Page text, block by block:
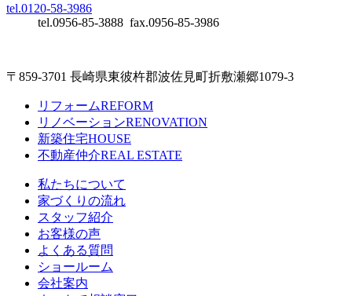
tel.0120-58-3986
tel.0956-85-3888 fax.0956-85-3986
〒859-3701 長崎県東彼杵郡波佐見町折敷瀬郷1079-3
リフォームREFORM
リノベーションRENOVATION
新築住宅HOUSE
不動産仲介REAL ESTATE
私たちについて
家づくりの流れ
スタッフ紹介
お客様の声
よくある質問
ショールーム
会社案内